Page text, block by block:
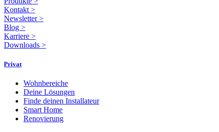
Kontakt >
Newsletter>
Blog >
Karriere >
Downloads >
Privat
Wohnbereiche
Deine Lösungen
Finde deinen Installateur
Smart Home
Renovierung